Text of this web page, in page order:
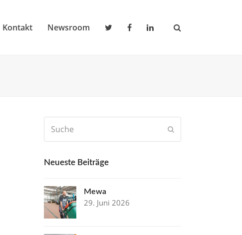
Kontakt Newsroom
Neueste Beiträge
Mewa
29. Juni 2026